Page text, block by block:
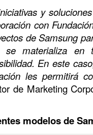
y
con
de Samsung
materializa en
En este
les permitirá
de Marketing
modelos de